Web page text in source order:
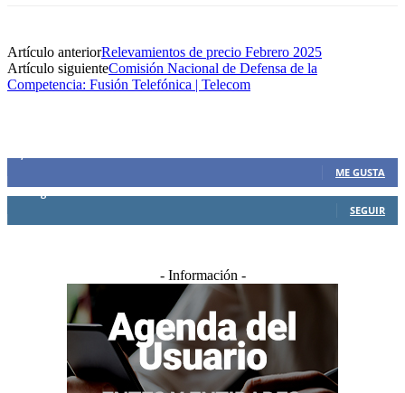
Artículo anteriorRelevamientos de precio Febrero 2025
Artículo siguienteComisión Nacional de Defensa de la
Competencia: Fusión Telefónica | Telecom
ME GUSTA
SEGUIR
- Información -